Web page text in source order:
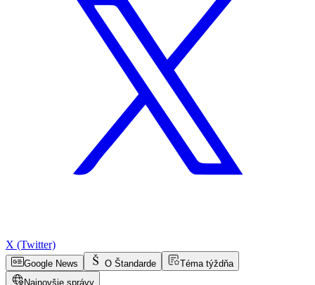
X (Twitter)
Google News O Štandarde
Téma týždňa
Najnovšie správy